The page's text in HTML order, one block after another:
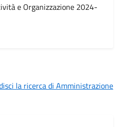
e Organizzazione 2024-
la ricerca di Amministrazione